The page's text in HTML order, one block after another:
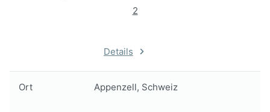
2
Details
Ort Appenzell, Schweiz